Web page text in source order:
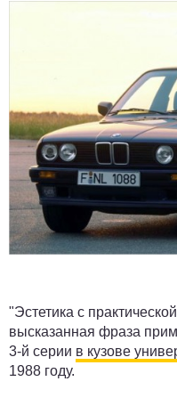
"Эстетика с
высказанная фраза
3-й серии в кузове
1988 году.